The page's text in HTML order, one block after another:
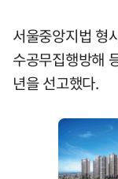
서울중앙지법 형
수공무집행방해
년을 선고했다.